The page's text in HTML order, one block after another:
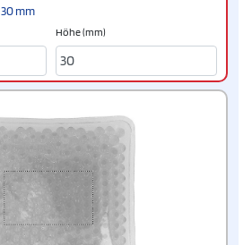
30 mm
Höhe (mm)